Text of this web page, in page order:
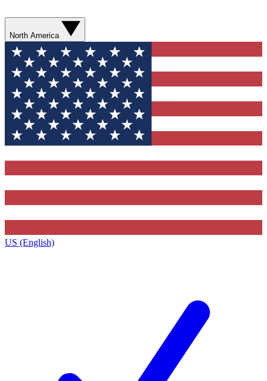
North America
US (English)